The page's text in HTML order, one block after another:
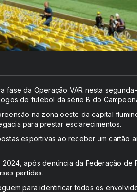
fase da Operação VAR nesta
de futebol da série B do
na zona oeste da capital
para prestar esclarecimentos.
esportivas ao receber um cartão
2024, após denúncia da Federação
partidas.
para identificar todos os